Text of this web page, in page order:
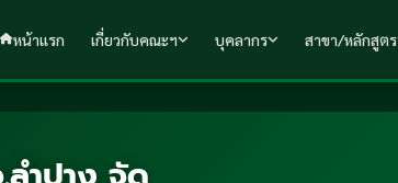
หน้าแรก เกี่ยวกับคณะฯ บุคลากร สาขา/หลักสูตร